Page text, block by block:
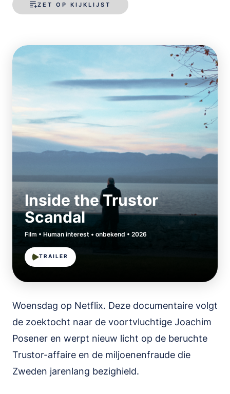
ZET OP KIJKLIJST
Inside the Trustor
Scandal
Film • Human interest • onbekend • 2026
TRAILER
Woensdag op Netflix. Deze documentaire volgt
de zoektocht naar de voortvluchtige Joachim
Posener en werpt nieuw licht op de beruchte
Trustor-affaire en de miljoenenfraude die
Zweden jarenlang bezighield.